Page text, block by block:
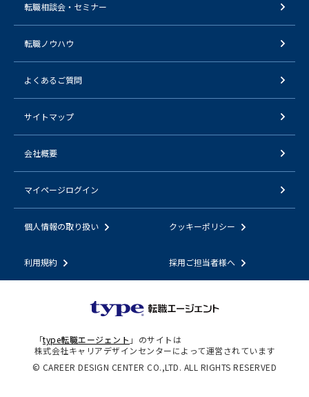
転職相談会・セミナー
転職ノウハウ
よくあるご質問
サイトマップ
会社概要
マイページログイン
個人情報の取り扱い クッキーポリシー
利用規約 採用ご担当者様へ
「type転職エージェント 」のサイトは
株式会社キャリアデザインセンターによって運営されています
© CAREER DESIGN CENTER CO.,LTD. ALL RIGHTS RESERVED